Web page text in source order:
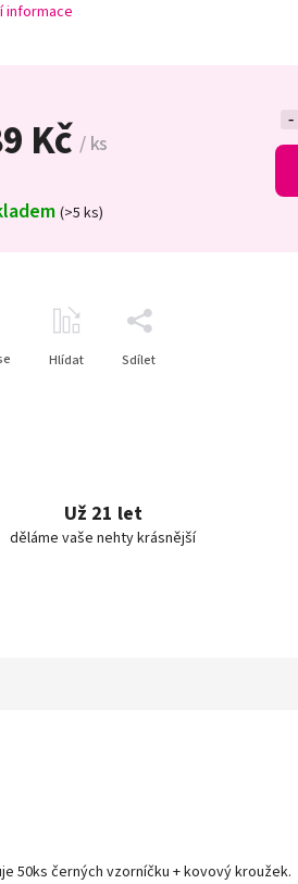
Kč/ ks
(>5 ks)
informace
Hlídat Sdílet
Už 21 let
děláme vaše nehty krásnější
50ks černých vzorníčku + kovový kroužek.